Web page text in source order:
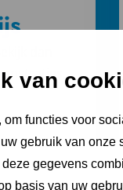
van
functies voor
gebruik van onze
gegevens
basis van uw